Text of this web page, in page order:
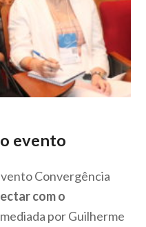
evento
Convergência
com o
por Guilherme